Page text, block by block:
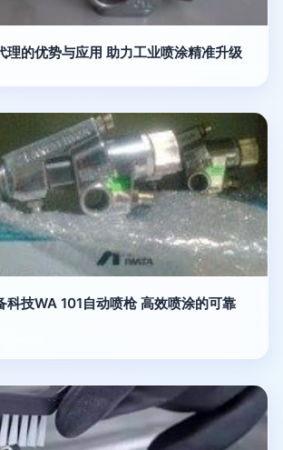
理的优势与应用 助力工业喷涂精准升级
科技WA 101自动喷枪 高效喷涂的可靠